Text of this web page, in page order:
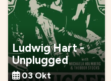
Ludwig Hart -
Unplugged
03 Okt